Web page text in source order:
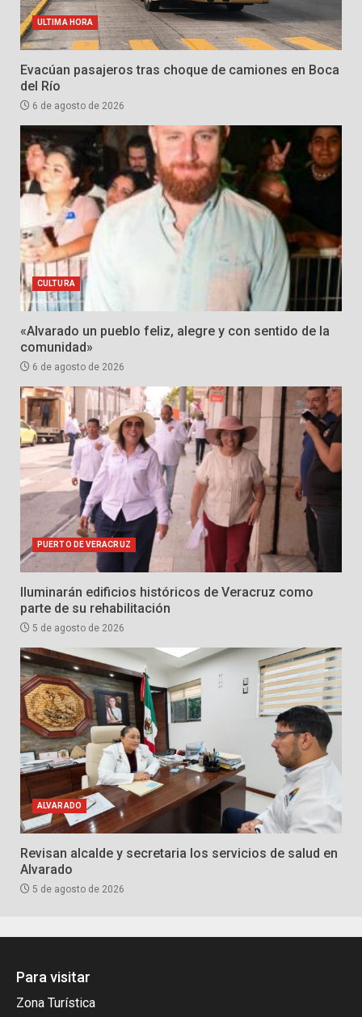
ULTIMA HORA
Evacúan pasajeros tras choque de camiones en Boca
del Río
6 de agosto de 2026
CULTURA
«Alvarado un pueblo feliz, alegre y con sentido de la
comunidad»
6 de agosto de 2026
PUERTO DE VERACRUZ
Iluminarán edificios históricos de Veracruz como
parte de su rehabilitación
5 de agosto de 2026
ALVARADO
Revisan alcalde y secretaria los servicios de salud en
Alvarado
5 de agosto de 2026
Para visitar
Zona Turística